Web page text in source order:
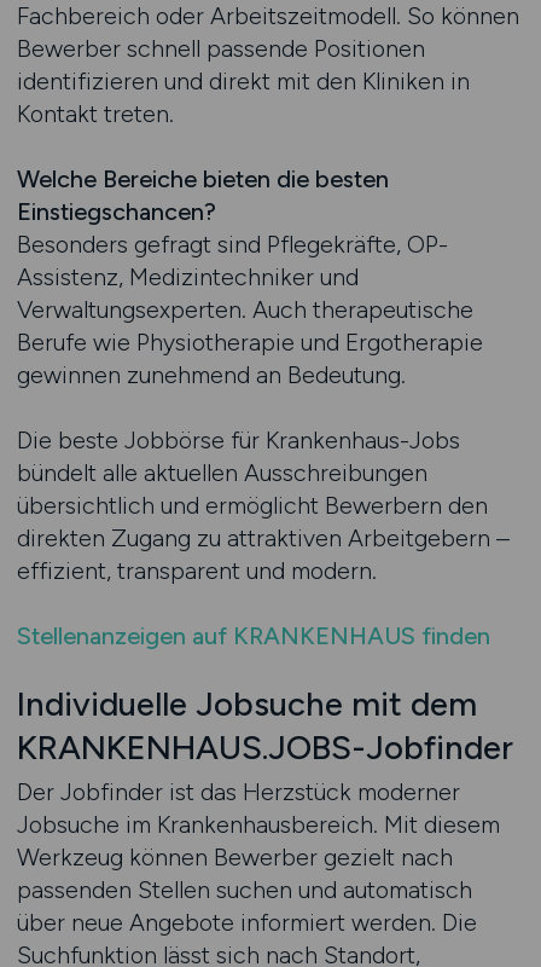
Fachbereich oder Arbeitszeitmodell. So können
Bewerber schnell passende Positionen
identifizieren und direkt mit den Kliniken in
Kontakt treten.
Welche Bereiche bieten die besten
Einstiegschancen?
Besonders gefragt sind Pflegekräfte, OP-
Assistenz, Medizintechniker und
Verwaltungsexperten. Auch therapeutische
Berufe wie Physiotherapie und Ergotherapie
gewinnen zunehmend an Bedeutung.
Die beste Jobbörse für Krankenhaus-Jobs
bündelt alle aktuellen Ausschreibungen
übersichtlich und ermöglicht Bewerbern den
direkten Zugang zu attraktiven Arbeitgebern –
effizient, transparent und modern.
Stellenanzeigen auf KRANKENHAUS finden
Individuelle Jobsuche mit dem
KRANKENHAUS.JOBS-Jobfinder
Der Jobfinder ist das Herzstück moderner
Jobsuche im Krankenhausbereich. Mit diesem
Werkzeug können Bewerber gezielt nach
passenden Stellen suchen und automatisch
über neue Angebote informiert werden. Die
Suchfunktion lässt sich nach Standort,